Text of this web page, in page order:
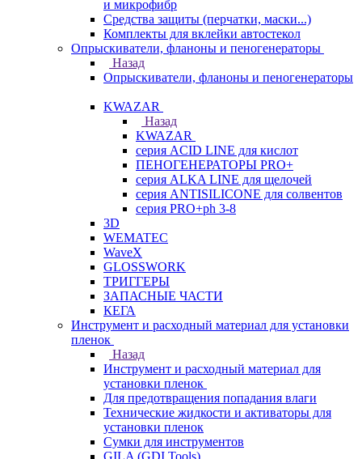
и микрофибр
Средства защиты (перчатки, маски...)
Комплекты для вклейки автостекол
Опрыскиватели, фланоны и пеногенераторы
Назад
Опрыскиватели, фланоны и пеногенераторы
KWAZAR
Назад
KWAZAR
серия ACID LINE для кислот
ПЕНОГЕНЕРАТОРЫ PRO+
серия ALKA LINE для щелочей
серия ANTISILICONE для солвентов
серия PRO+ph 3-8
3D
WEMATEC
WaveX
GLOSSWORK
ТРИГГЕРЫ
ЗАПАСНЫЕ ЧАСТИ
КЕГА
Инструмент и расходный материал для установки
пленок
Назад
Инструмент и расходный материал для
установки пленок
Для предотвращения попадания влаги
Технические жидкости и активаторы для
установки пленок
Сумки для инструментов
GILA (GDI Tools)